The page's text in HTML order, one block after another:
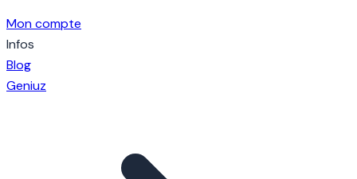
Mon compte
Infos
Blog
Geniuz